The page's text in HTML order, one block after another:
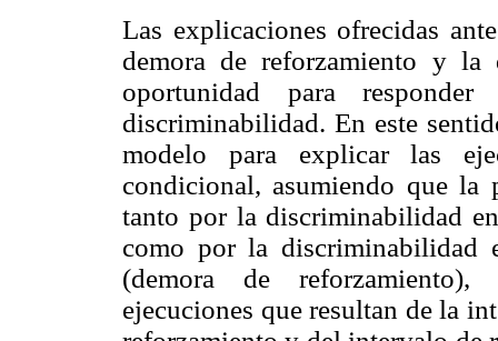
Las explicaciones ofrecidas
demora de reforzamiento y
oportunidad para
discriminabilidad. En este
modelo para explicar las
condicional, asumiendo que la
tanto por la discriminabilidad
como por la discriminabilidad
(demora de reforzamiento),
ejecuciones que resultan de la